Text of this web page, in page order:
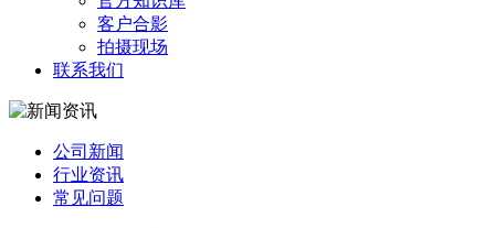
客户合影
拍摄现场
联系我们
公司新闻
行业资讯
常见问题